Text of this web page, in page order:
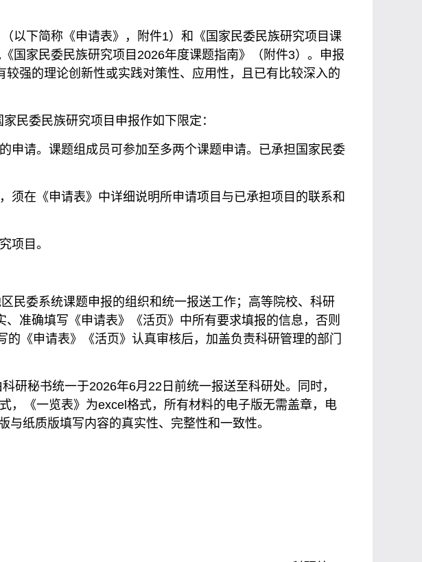
以下简称《申请表》，附件1）和《国家民委民族研究项目课
国家民委民族研究项目2026年度课题指南》（附件3）。申报
强的理论创新性或实践对策性、应用性，且已有比较深入的
民委民族研究项目申报作如下限定：
申请。课题组成员可参加至多两个课题申请。已承担国家民委
须在《申请表》中详细说明所申请项目与已承担项目的联系和
项目。
民委系统课题申报的组织和统一报送工作；高等院校、科研
准确填写《申请表》《活页》中所有要求填报的信息，否则
《申请表》《活页》认真审核后，加盖负责科研管理的部门
研秘书统一于2026年6月22日前统一报送至科研处。同时，
，《一览表》为excel格式，所有材料的电子版无需盖章，电
纸质版填写内容的真实性、完整性和一致性。